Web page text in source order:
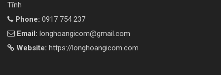
Tĩnh
Phone: 0917 754 237
Email: longhoangicom@gmail.com
Website: https://longhoangicom.com